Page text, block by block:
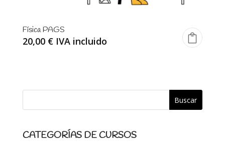
Física PAGS
20,00 € IVA incluido
CATEGORÍAS DE CURSOS